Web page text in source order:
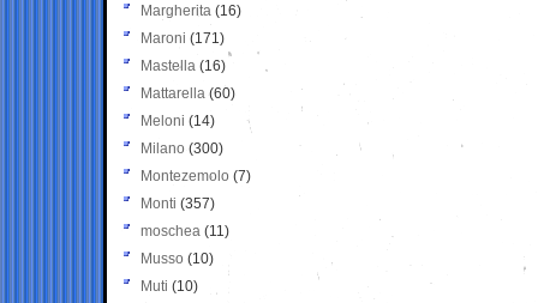
Margherita (16)
Maroni (171)
Mastella (16)
Mattarella (60)
Meloni (14)
Milano (300)
Montezemolo (7)
Monti (357)
moschea (11)
Musso (10)
Muti (10)